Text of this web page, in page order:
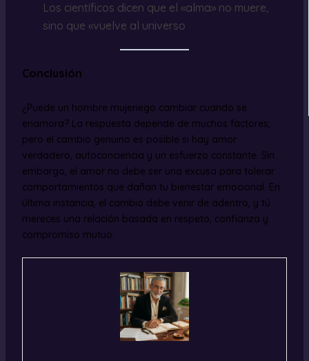
Los científicos dicen que el «alma» no muere,
sino que «vuelve al universo
Conclusión
¿Puede un hombre mujeriego cambiar cuando se
enamora? La respuesta depende de muchos factores,
pero el cambio genuino es posible si hay amor
verdadero, autoconciencia y un esfuerzo constante. Sin
embargo, el amor no debe ser una excusa para tolerar
comportamientos que dañan tu bienestar emocional. En
última instancia, el cambio debe venir de adentro, y tú
mereces una relación basada en respeto, confianza y
compromiso mutuo.